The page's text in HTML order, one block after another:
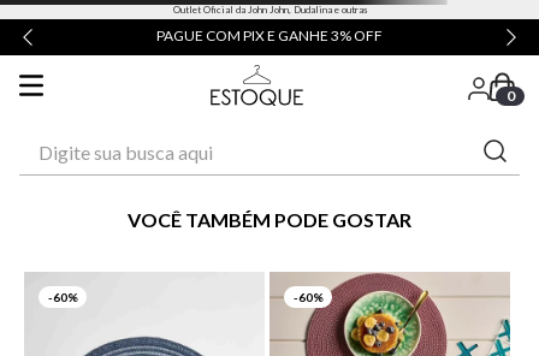
Outlet Oficial da John John, Dudalina e outras
PAGUE COM PIX E GANHE 3% OFF
0
VOCÊ TAMBÉM PODE GOSTAR
-60% -60%